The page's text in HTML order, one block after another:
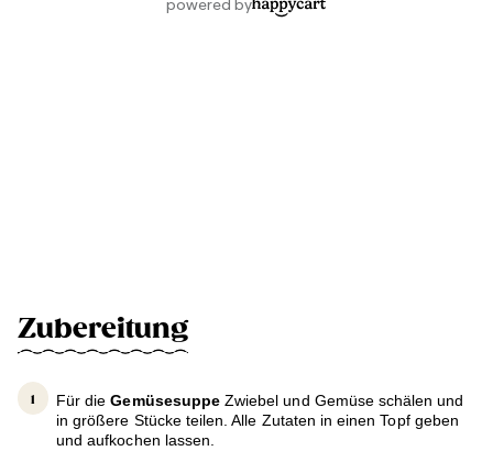
Zubereitung
Für dieGemüsesuppeZwiebel und Gemüse schälen und
in größere Stücke teilen. Alle Zutaten in einen Topf geben
und aufkochen lassen.